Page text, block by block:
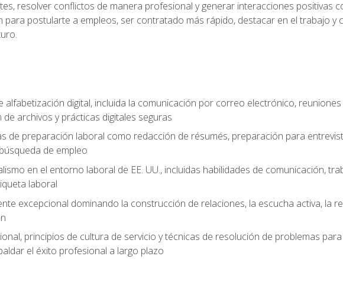
resolver conflictos de manera profesional y generar interacciones positivas
para postularte a empleos, ser contratado más rápido, destacar en el trabajo y
alfabetización digital, incluida la comunicación por correo electrónico,
archivos y prácticas digitales seguras
de preparación laboral como redacción de résumés, preparación para
de empleo
en el entorno laboral de EE. UU., incluidas habilidades de comunicación,
laboral
excepcional dominando la construcción de relaciones, la escucha activa, la
principios de cultura de servicio y técnicas de resolución de problemas
el éxito profesional a largo plazo